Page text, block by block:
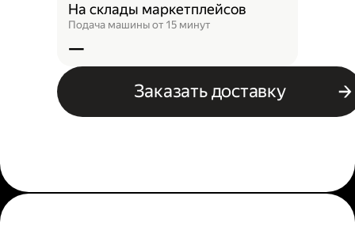
На склады маркетплейсов
Подача машины от 15 минут
—
Заказать доставку